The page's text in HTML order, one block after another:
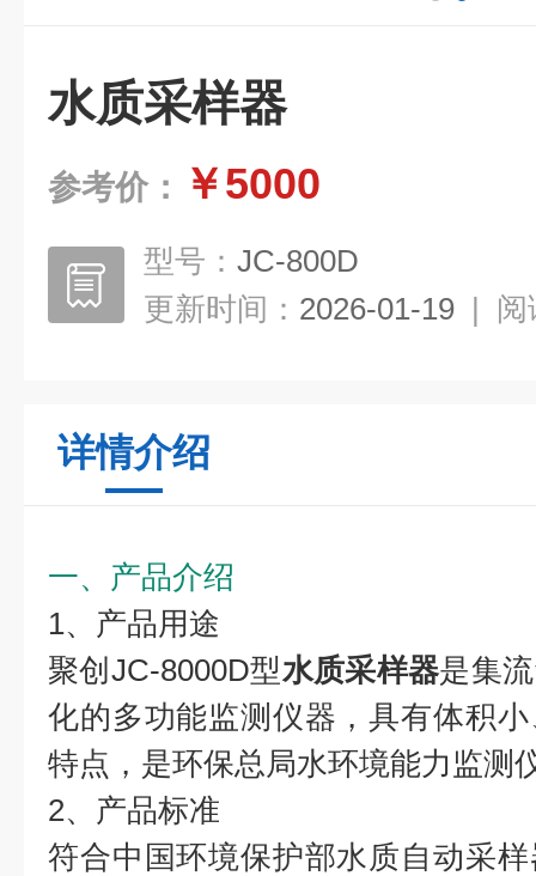
水质采样器
参考价： ￥5000
型号： JC-800D
更新时间： 2026-01-19 | 阅
详情介绍
一、产品介绍
1、产品用途
聚创JC-8000D型水质采样器是集
化的多功能监测仪器，具有体积
特点，是环保总局水环境能力监测
2、产品标准
符合中国环境保护部水质自动采